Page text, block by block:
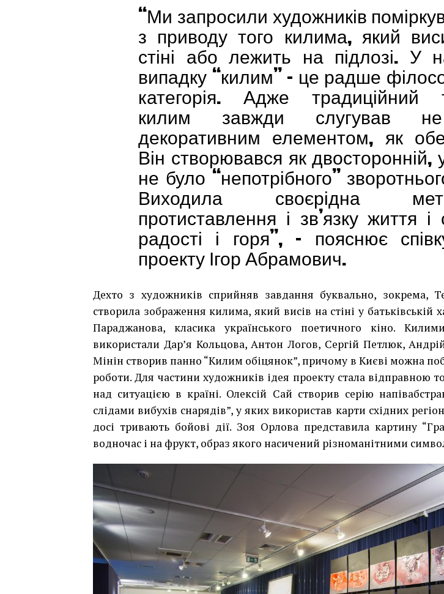
“Ми запросили художників
з приводу того килима, який
стіні або лежить на підлозі. У
випадку “килим” – це радше
категорія. Адже традиційний
килим завжди слугував
декоративним елементом, як
Він створювався як двосторонній,
не було “непотрібного”
Виходила своєрідна
протиставлення і зв’язку життя і
радості і горя”, – пояснює
проекту Ігор Абрамович.
Дехто з художників сприйняв завдання буквально, зокрема,
створила зображення килима, який висів на стіні у батьківській
Параджанова, класика українського поетичного кіно.
використали Дар’я Кольцова, Антон Логов, Сергій Петлюк,
Мінін створив панно “Килим обіцянок”, причому в Києві можна
роботи. Для частини художників ідея проекту стала відправною
над ситуацією в країні. Олексій Сай створив серію
слідами вибухів снарядів”, у яких використав карти східних
досі тривають бойові дії. Зоя Орлова представила картину
водночас і на фрукт, образ якого насичений різноманітними